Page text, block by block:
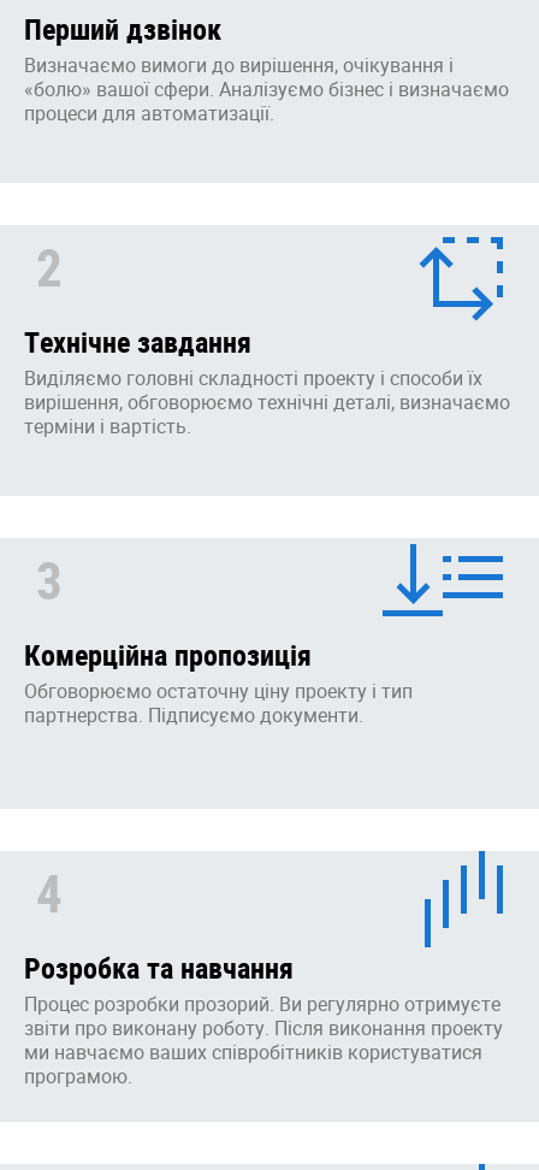
Перший дзвінок
Визначаємо вимоги до вирішення, очікування і
«болю» вашої сфери. Аналізуємо бізнес і визначаємо
процеси для автоматизації.
2
Технічне завдання
Виділяємо головні складності проекту і способи їх
вирішення, обговорюємо технічні деталі, визначаємо
терміни і вартість.
3
Комерційна пропозиція
Обговорюємо остаточну ціну проекту і тип
партнерства. Підписуємо документи.
4
Розробка та навчання
Процес розробки прозорий. Ви регулярно отримуєте
звіти про виконану роботу. Після виконання проекту
ми навчаємо ваших співробітників користуватися
програмою.